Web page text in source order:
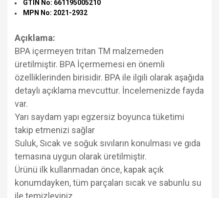
GTIN No: 661195005210
MPN No: 2021-2932
Açıklama:
BPA içermeyen tritan TM malzemeden
üretilmiştir. BPA İçermemesi en önemli
özelliklerinden birisidir. BPA ile ilgili olarak aşağıda
detaylı açıklama mevcuttur. İncelemenizde fayda
var.
Yarı saydam yapı egzersiz boyunca tüketimi
takip etmenizi sağlar
Suluk, Sıcak ve soğuk sıvıların konulması ve gıda
temasına uygun olarak üretilmiştir.
Ürünü ilk kullanmadan önce, kapak açık
konumdayken, tüm parçaları sıcak ve sabunlu su
ile temizleyiniz.